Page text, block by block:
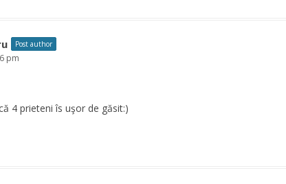
Post author
pm
4 prieteni îs uşor de găsit:)